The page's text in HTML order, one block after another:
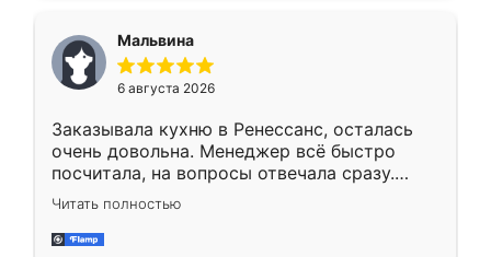
меньше, здесь же он более разнообразный.
Мне нравится ,если что-то потребуется из
мебели буду заказывать только здесь.
Мальвина
6 августа 2026
Заказывала кухню в Ренессанс, осталась
очень довольна. Менеджер всё быстро
посчитала, на вопросы отвечала сразу.
Замерщик приехал в субботу, подошёл к
делу со всей ответственностью. Собрали
за день, ребята работали аккуратно, даже
Читать полностью